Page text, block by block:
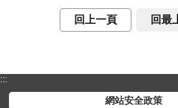
語
詞
回上一頁 回最
:::
網站安全政策